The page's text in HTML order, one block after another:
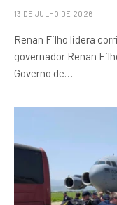
13 DE JULHO DE 2026
Renan Filho lidera
governador Renan
Governo de…